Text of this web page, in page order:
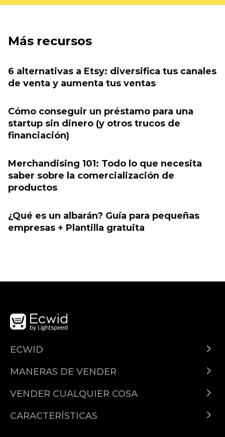
Más recursos
6 alternativas a Etsy: diversifica tus canales
de venta y aumenta tus ventas
Cómo conseguir un préstamo para una
startup sin dinero (y otros trucos de
financiación)
Merchandising 101: Todo lo que necesita
saber sobre la comercialización de
productos
¿Qué es un albarán? Guía para pequeñas
empresas + Plantilla gratuita
ECWID
Demo
Precios
MANERAS DE VENDER
Facebook
Google
VENDER CUALQUIER COSA
Vender suscripciones
CARACTERÍSTICAS